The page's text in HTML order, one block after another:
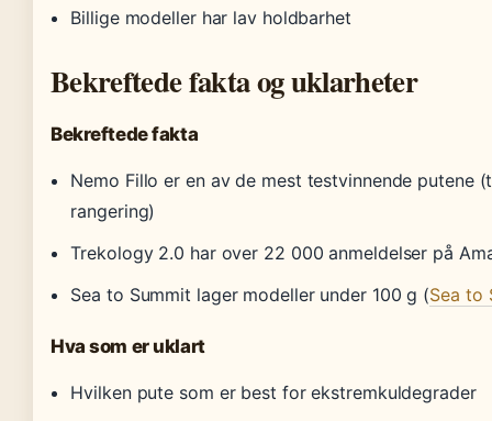
Billige modeller har lav holdbarhet
Bekreftede fakta og uklarheter
Bekreftede fakta
Nemo Fillo er en av de mest testvinnende putene
rangering)
Trekology 2.0 har over 22 000 anmeldelser på
Sea to Summit lager modeller under 100 g (Sea to
Hva som er uklart
Hvilken pute som er best for ekstremkuldegrader